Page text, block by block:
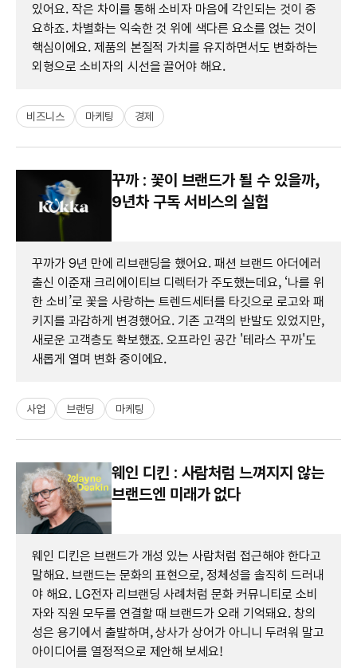
있어요. 작은 차이를 통해 소비자 마음에 각인되는 것이 중
요하죠. 차별화는 익숙한 것 위에 색다른 요소를 얹는 것이
핵심이에요. 제품의 본질적 가치를 유지하면서도 변화하는
외형으로 소비자의 시선을 끌어야 해요.
비즈니스 마케팅 경제
꾸까 : 꽃이 브랜드가 될 수 있을까,
9년차 구독 서비스의 실험
꾸까가 9년 만에 리브랜딩을 했어요. 패션 브랜드 아더에러
출신 이준재 크리에이티브 디렉터가 주도했는데요, ‘나를 위
한 소비’로 꽃을 사랑하는 트렌드세터를 타깃으로 로고와 패
키지를 과감하게 변경했어요. 기존 고객의 반발도 있었지만,
새로운 고객층도 확보했죠. 오프라인 공간 '테라스 꾸까'도
새롭게 열며 변화 중이에요.
사업 브랜딩 마케팅
웨인 디킨 : 사람처럼 느껴지지 않는
브랜드엔 미래가 없다
웨인 디킨은 브랜드가 개성 있는 사람처럼 접근해야 한다고
말해요. 브랜드는 문화의 표현으로, 정체성을 솔직히 드러내
야 해요. LG전자 리브랜딩 사례처럼 문화 커뮤니티로 소비
자와 직원 모두를 연결할 때 브랜드가 오래 기억돼요. 창의
성은 용기에서 출발하며, 상사가 상어가 아니니 두려워 말고
아이디어를 열정적으로 제안해 보세요!